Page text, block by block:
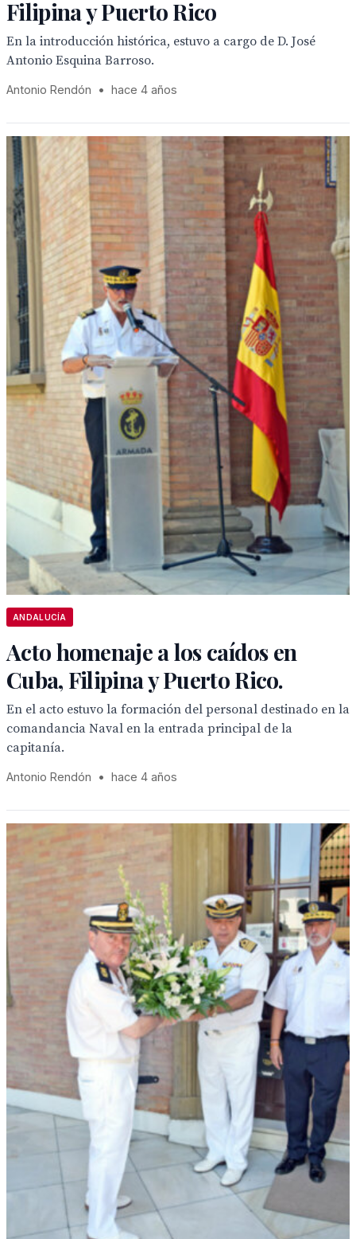
Filipina y Puerto Rico
En la introducción histórica, estuvo a cargo de D. José
Antonio Esquina Barroso.
Antonio Rendón • hace 4 años
ANDALUCÍA
Acto homenaje a los caídos en
Cuba, Filipina y Puerto Rico.
En el acto estuvo la formación del personal destinado en la
comandancia Naval en la entrada principal de la
capitanía.
Antonio Rendón • hace 4 años